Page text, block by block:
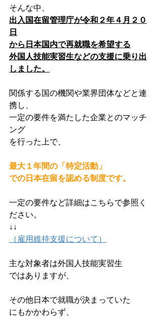
そんな中、
出入国在留管理庁が令和２年４月２０
日
から日本国内で再就職を希望する
外国人技能実習生などの支援に乗り出
しました。
関係する国の機関や業界団体などと連
携し、
一定の要件を満たした企業とのマッチ
ング
を行った上で、
最大１年間の「特定活動」
での日本在留を認める制度です。
一定の要件など詳細はこちらで参照く
ださい。
↓↓
（雇用維持支援について）
主な対象者は外国人技能実習生
ではありますが、
その他日本で就職が決まっていた
にもかかわらず、